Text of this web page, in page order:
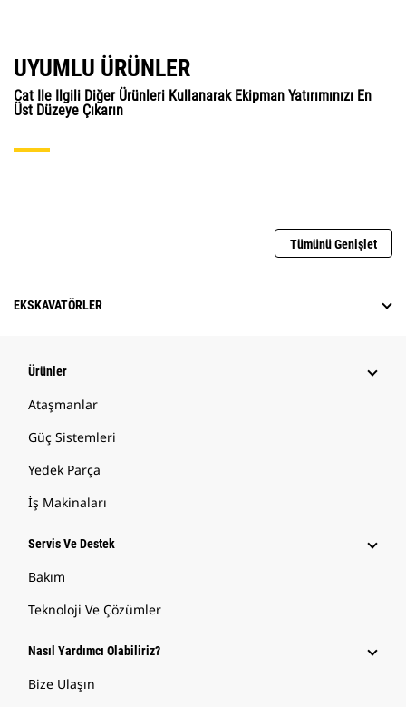
UYUMLU ÜRÜNLER
Cat Ile Ilgili Diğer Ürünleri Kullanarak Ekipman Yatırımınızı En
Üst Düzeye Çıkarın
Tümünü Genişlet
EKSKAVATÖRLER
Ürünler
Ataşmanlar
Güç Sistemleri
Yedek Parça
İş Makinaları
Servis Ve Destek
Bakım
Teknoloji Ve Çözümler
Nasıl Yardımcı Olabiliriz?
Bize Ulaşın